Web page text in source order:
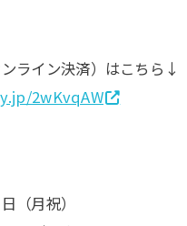
ライン決済）はこちら↓
2wKvqAW
（月祝）